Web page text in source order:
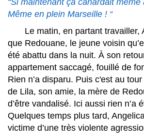
Même en plein Marseille ! “
Le matin, en partant travailler,
que Redouane, le jeune voisin
été abattu dans la nuit. À son
appartement saccagé, fouillé de
Rien n’a disparu. Puis c'est au
de Lila, son amie, la mère de
d’être vandalisé. Ici aussi rien n’a
Quelques temps plus tard,
victime d’une très violente